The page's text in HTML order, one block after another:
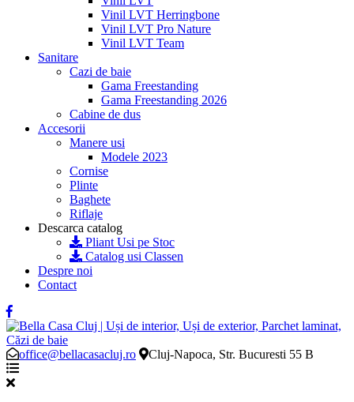
Vinil LVT Herringbone
Vinil LVT Pro Nature
Vinil LVT Team
Sanitare
Cazi de baie
Gama Freestanding
Gama Freestanding 2026
Cabine de dus
Accesorii
Manere usi
Modele 2023
Cornise
Plinte
Baghete
Riflaje
Descarca catalog
Pliant Usi pe Stoc
Catalog usi Classen
Despre noi
Contact
office@bellacasacluj.ro Cluj-Napoca, Str. Bucuresti 55 B